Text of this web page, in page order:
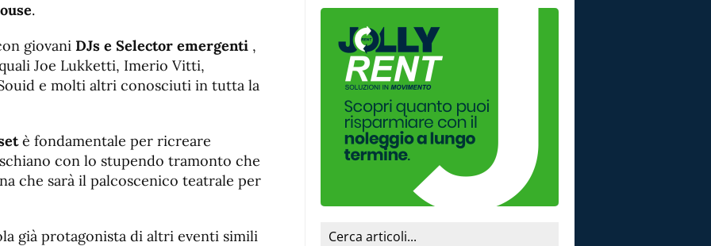
.
giovani DJs e Selector emergenti ,
Joe Lukketti, Imerio Vitti,
e molti altri conosciuti in tutta la
è fondamentale per ricreare
con lo stupendo tramonto che
che sarà il palcoscenico teatrale per
già protagonista di altri eventi simili